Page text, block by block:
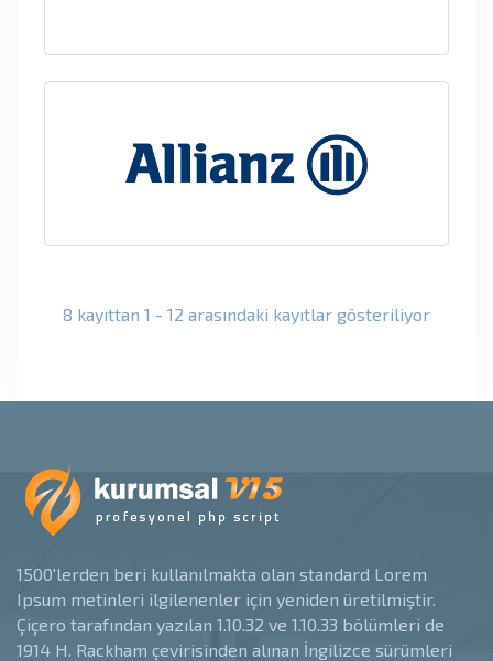
8 kayıttan 1 - 12 arasındaki kayıtlar gösteriliyor
1500'lerden beri kullanılmakta olan standard Lorem
Ipsum metinleri ilgilenenler için yeniden üretilmiştir.
Çiçero tarafından yazılan 1.10.32 ve 1.10.33 bölümleri de
1914 H. Rackham çevirisinden alınan İngilizce sürümleri